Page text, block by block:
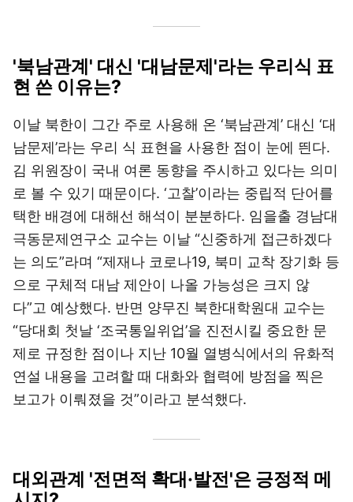
'북남관계' 대신 '대남문제'라는 우리식 표
현 쓴 이유는?
이날 북한이 그간 주로 사용해 온 ‘북남관계’ 대신 ‘대
남문제’라는 우리 식 표현을 사용한 점이 눈에 띈다.
김 위원장이 국내 여론 동향을 주시하고 있다는 의미
로 볼 수 있기 때문이다. ‘고찰’이라는 중립적 단어를
택한 배경에 대해선 해석이 분분하다. 임을출 경남대
극동문제연구소 교수는 이날 “신중하게 접근하겠다
는 의도”라며 “제재나 코로나19, 북미 교착 장기화 등
으로 구체적 대남 제안이 나올 가능성은 크지 않
다”고 예상했다. 반면 양무진 북한대학원대 교수는
“당대회 첫날 ‘조국통일위업’을 진전시킬 중요한 문
제로 규정한 점이나 지난 10월 열병식에서의 유화적
연설 내용을 고려할 때 대화와 협력에 방점을 찍은
보고가 이뤄졌을 것”이라고 분석했다.
대외관계 '전면적 확대·발전'은 긍정적 메